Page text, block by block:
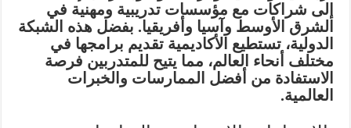
إلى شراكات مع مؤسسات تدريبية ومهنية في
الشرق الأوسط وآسيا وأفريقيا. بفضل هذه الشبكة
الدولية، تستطيع الأكاديمية تقديم برامجها في
مختلف أنحاء العالم، مما يتيح للمتدربين فرصة
الاستفادة من أفضل الممارسات والخبرات
العالمية.